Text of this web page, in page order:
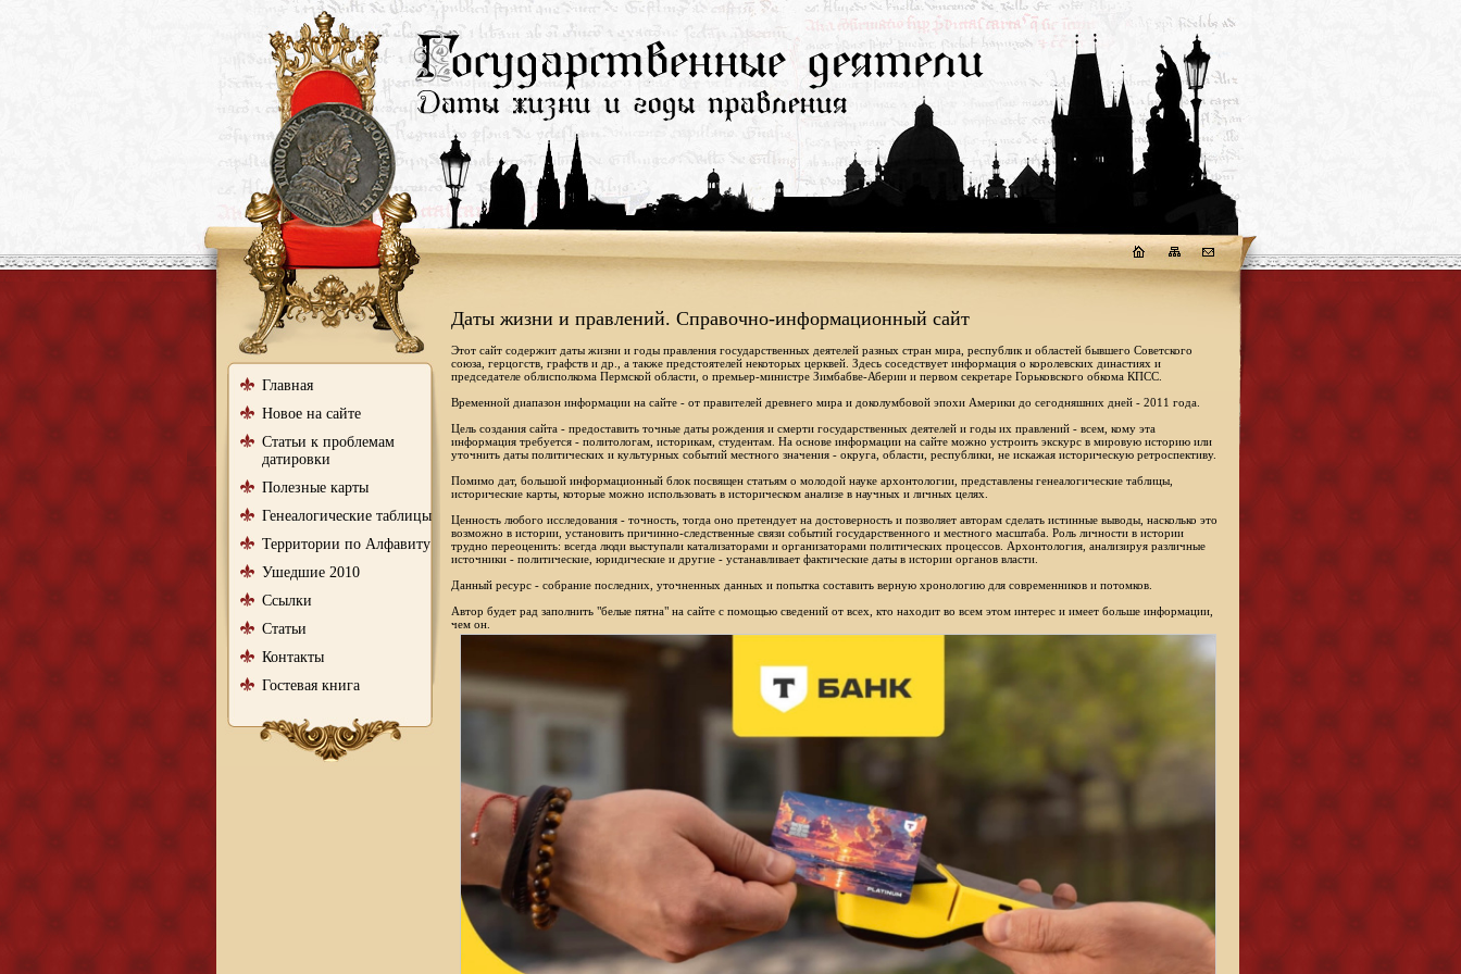
Главная
Новое на сайте
Статьи к проблемам
датировки
Полезные карты
Генеалогические таблицы
Территории по Алфавиту
Ушедшие 2010
Ссылки
Статьи
Контакты
Гостевая книга
Даты жизни и правлений. Справочно-информационный сайт
Этот сайт содержит даты жизни и годы правления государственных деятелей разных стран мира, республик и областей бывшего Советского
союза, герцогств, графств и др., а также предстоятелей некоторых церквей. Здесь соседствует информация о королевских династиях и
председателе облисполкома Пермской области, о премьер-министре Зимбабве-Аберии и первом секретаре Горьковского обкома КПСС.
Временной диапазон информации на сайте - от правителей древнего мира и доколумбовой эпохи Америки до сегодняшних дней - 2011 года.
Цель создания сайта - предоставить точные даты рождения и смерти государственных деятелей и годы их правлений - всем, кому эта
информация требуется - политологам, историкам, студентам. На основе информации на сайте можно устроить экскурс в мировую историю или
уточнить даты политических и культурных событий местного значения - округа, области, республики, не искажая историческую ретроспективу.
Помимо дат, большой информационный блок посвящен статьям о молодой науке архонтологии, представлены генеалогические таблицы,
исторические карты, которые можно использовать в историческом анализе в научных и личных целях.
Ценность любого исследования - точность, тогда оно претендует на достоверность и позволяет авторам сделать истинные выводы, насколько это
возможно в истории, установить причинно-следственные связи событий государственного и местного масштаба. Роль личности в истории
трудно переоценить: всегда люди выступали катализаторами и организаторами политических процессов. Архонтология, анализируя различные
источники - политические, юридические и другие - устанавливает фактические даты в истории органов власти.
Данный ресурс - собрание последних, уточненных данных и попытка составить верную хронологию для современников и потомков.
Автор будет рад заполнить "белые пятна" на сайте с помощью сведений от всех, кто находит во всем этом интерес и имеет больше информации,
чем он.